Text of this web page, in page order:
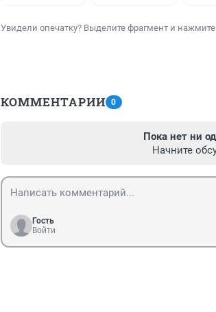
Увидели опечатку? Выделите фрагмент и нажмите
КОММЕНТАРИИ 0
Пока нет ни
Начните
Гость
Войти